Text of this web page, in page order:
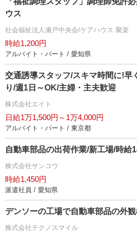
ウス
社会福祉法人瀬戸中央会/ケアハウス 聚楽
時給1,200円
アルバイト・パート / 愛知県
交通誘導スタッフ/スキマ時間に!早
り/週1日～OK/主婦・主夫歓迎
株式会社エイト
日給1万1,500円～1万4,000円
アルバイト・パート / 東京都
自動車部品の出荷作業/新工場/時給
株式会社サンコウ
時給1,450円
派遣社員 / 愛知県
デンソーの工場で自動車部品の外
株式会社テクノスマイル